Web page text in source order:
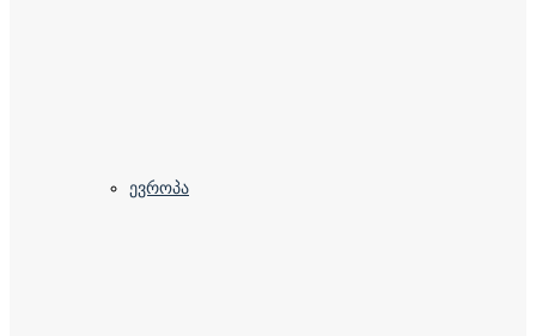
ევროპა